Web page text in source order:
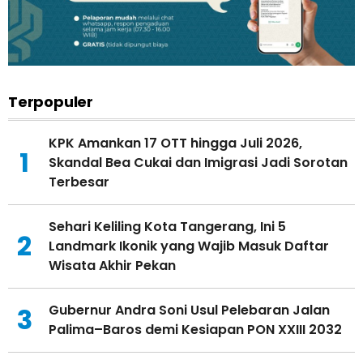
Terpopuler
1
KPK Amankan 17 OTT hingga Juli 2026,
Skandal Bea Cukai dan Imigrasi Jadi Sorotan
Terbesar
2
Sehari Keliling Kota Tangerang, Ini 5
Landmark Ikonik yang Wajib Masuk Daftar
Wisata Akhir Pekan
3
Gubernur Andra Soni Usul Pelebaran Jalan
Palima–Baros demi Kesiapan PON XXIII 2032